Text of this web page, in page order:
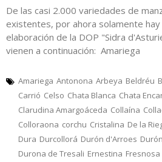
De las casi 2.000 variedades de
existentes, por ahora solamente
elaboración de la DOP "Sidra
vienen a continuación:
Amariega Antonona Arbeya Beldréu
Carrió Celso Chata Blanca Chata
Clarudina Amargoáceda Collaína
Colloraona corchu Cristalina De la
Dura Durcollorá Durón d'Arroes
Durona de Tresali Ernestina Fresnosa